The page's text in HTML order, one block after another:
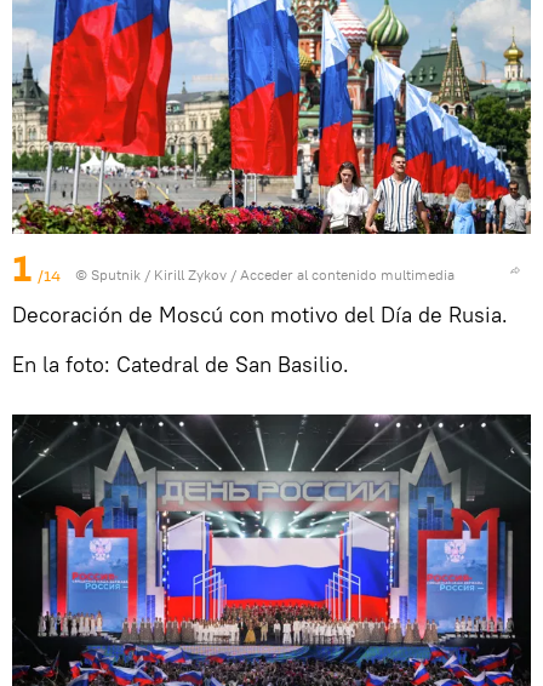
1 /14 © Sputnik / Kirill Zykov / Acceder al contenido multimedia
Decoración de Moscú con motivo del Día de Rusia.
En la foto: Catedral de San Basilio.